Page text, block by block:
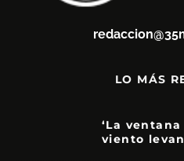
LO MÁS
‘La
viento